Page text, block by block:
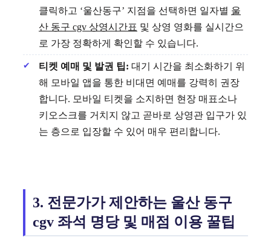
클릭하고 ‘울산동구’ 지점을 선택하면 일자별 울
산 동구 cgv 상영시간표 및 상영 영화를 실시간으
로 가장 정확하게 확인할 수 있습니다.
티켓 예매 및 발권 팁: 대기 시간을 최소화하기 위
해 모바일 앱을 통한 비대면 예매를 강력히 권장
합니다. 모바일 티켓을 소지하면 현장 매표소나
키오스크를 거치지 않고 곧바로 상영관 입구가 있
는 층으로 입장할 수 있어 매우 편리합니다.
3. 전문가가 제안하는 울산 동구
cgv 좌석 명당 및 매점 이용 꿀팁